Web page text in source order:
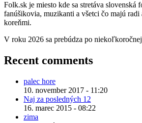
Folk.sk je miesto kde sa stretáva slovenská
fanúšikovia, muzikanti a všetci čo majú radi
koreňmi.
V roku 2026 sa prebúdza po
Recent comments
palec hore
10. november 2017 - 11:20
Naj za posledných 12
16. marec 2015 - 08:22
zima